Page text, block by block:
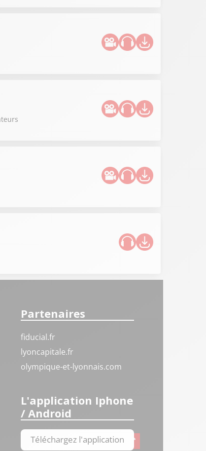
Partenaires
fiducial.fr
lyoncapitale.fr
olympique-et-lyonnais.com
L'application Iphone
/ Android
Téléchargez l'application